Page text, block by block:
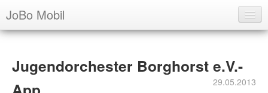
JoBo Mobil
Über uns
Ausbildung
Archiv
Jugendorchester Borghorst e.V.-
29.05.2013